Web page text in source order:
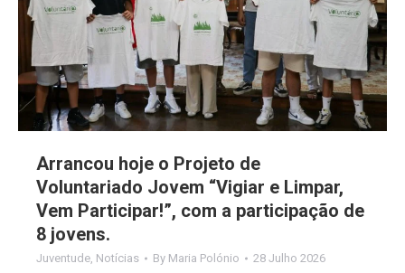
Arrancou hoje o Projeto de
Voluntariado Jovem “Vigiar e Limpar,
Vem Participar!”, com a participação de
8 jovens.
Juventude, Notícias By Maria Polónio 28 Julho 2026